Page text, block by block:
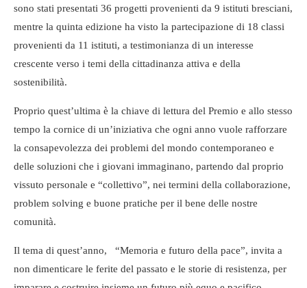
sono stati presentati 36 progetti provenienti da 9 istituti bresciani,
mentre la quinta edizione ha visto la partecipazione di 18 classi
provenienti da 11 istituti, a testimonianza di un interesse
crescente verso i temi della cittadinanza attiva e della
sostenibilità.
Proprio quest’ultima è la chiave di lettura del Premio e allo stesso
tempo la cornice di un’iniziativa che ogni anno vuole rafforzare
la consapevolezza dei problemi del mondo contemporaneo e
delle soluzioni che i giovani immaginano, partendo dal proprio
vissuto personale e “collettivo”, nei termini della collaborazione,
problem solving e buone pratiche per il bene delle nostre
comunità.
Il tema di quest’anno, “Memoria e futuro della pace”, invita a
non dimenticare le ferite del passato e le storie di resistenza, per